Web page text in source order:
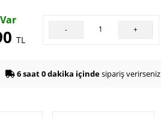
TL
- +
6 saat 0 dakika içindesipariş verirseniz